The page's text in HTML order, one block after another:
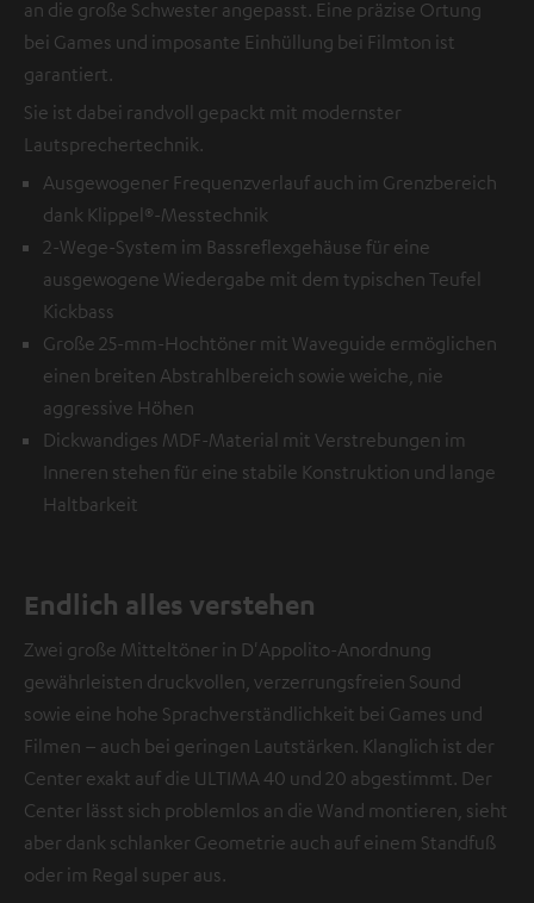
an die große Schwester angepasst. Eine präzise Ortung
bei Games und imposante Einhüllung bei Filmton ist
garantiert.
Sie ist dabei randvoll gepackt mit modernster
Lautsprechertechnik.
Ausgewogener Frequenzverlauf auch im Grenzbereich
dank Klippel®-Messtechnik
2-Wege-System im Bassreflexgehäuse für eine
ausgewogene Wiedergabe mit dem typischen Teufel
Kickbass
Große 25-mm-Hochtöner mit Waveguide ermöglichen
einen breiten Abstrahlbereich sowie weiche, nie
aggressive Höhen
Dickwandiges MDF-Material mit Verstrebungen im
Inneren stehen für eine stabile Konstruktion und lange
Haltbarkeit
Endlich alles verstehen
Zwei große Mitteltöner in D'Appolito-Anordnung
gewährleisten druckvollen, verzerrungsfreien Sound
sowie eine hohe Sprachverständlichkeit bei Games und
Filmen – auch bei geringen Lautstärken. Klanglich ist der
Center exakt auf die ULTIMA 40 und 20 abgestimmt. Der
Center lässt sich problemlos an die Wand montieren, sieht
aber dank schlanker Geometrie auch auf einem Standfuß
oder im Regal super aus.